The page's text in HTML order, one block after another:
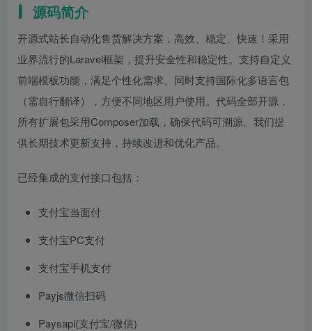
源码简介
开源式站长自动化售货解决方案，高效、稳定、快速！采用
业界流行的Laravel框架，提升安全性和稳定性。支持自定义
前端模板功能，满足个性化需求。同时支持国际化多语言包
（需自行翻译），方便不同地区用户使用。代码全部开源，
所有扩展包采用Composer加载，确保代码可溯源。我们提
供长期技术更新支持，持续改进和优化产品。
已经集成的支付接口包括：
支付宝当面付
支付宝PC支付
支付宝手机支付
Payjs微信扫码
Paysapi(支付宝/微信)